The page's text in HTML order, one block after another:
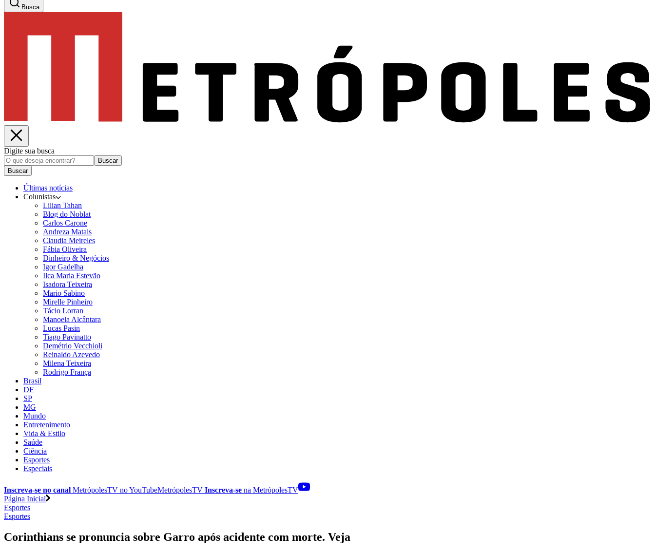
Busca
Digite sua busca
Buscar
Buscar
Últimas notícias
Colunistas
Lilian Tahan
Blog do Noblat
Carlos Carone
Andreza Matais
Claudia Meireles
Fábia Oliveira
Dinheiro & Negócios
Igor Gadelha
Ilca Maria Estevão
Isadora Teixeira
Mario Sabino
Mirelle Pinheiro
Tácio Lorran
Manoela Alcântara
Lucas Pasin
Tiago Pavinatto
Demétrio Vecchioli
Reinaldo Azevedo
Milena Teixeira
Rodrigo França
Brasil
DF
SP
MG
Mundo
Entretenimento
Vida & Estilo
Saúde
Ciência
Esportes
Especiais
Inscreva-se no canal MetrópolesTV noYouTubeMetrópolesTV Inscreva-se na MetrópolesTV
Página Inicial
Esportes
Esportes
Corinthians se pronuncia sobre Garro após acidente com morte. Veja